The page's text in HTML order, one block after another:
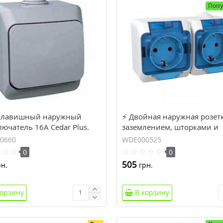
наружный
16A Cedar Plus.
0
⚡ Двойная наружная
заземлением, шторками и
защитной крышкой Cedar
16A IP44 белая с синим
(WDE000525)
WDE000525
0
505грн.
В корзину